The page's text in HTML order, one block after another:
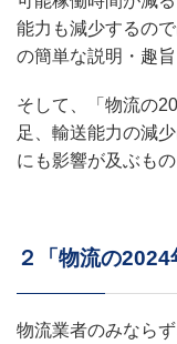
能力も減少するの
の簡単な説明・趣
そして、「物流の
足、輸送能力の減
にも影響が及ぶもの
２「物流の
物流業者のみなら